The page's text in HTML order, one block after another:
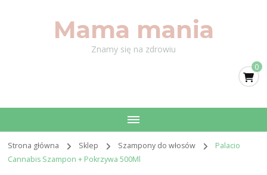
Mama mania
Znamy się na zdrowiu
0
Strona główna Sklep Szampony do włosów
Palacio
Cannabis Szampon + Pokrzywa 500Ml